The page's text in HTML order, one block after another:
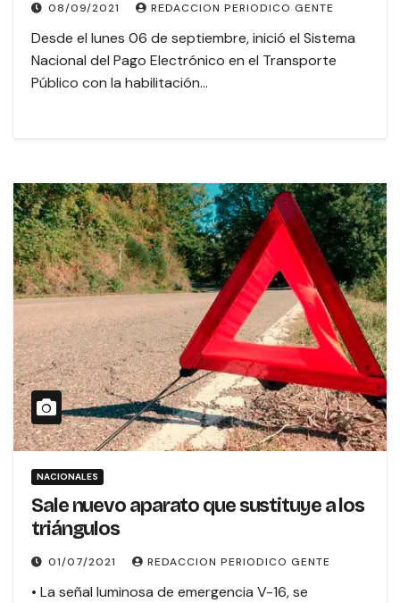
08/09/2021 REDACCION PERIODICO GENTE
Desde el lunes 06 de septiembre, inició el Sistema
Nacional del Pago Electrónico en el Transporte
Público con la habilitación…
NACIONALES
Sale nuevo aparato que sustituye a los
triángulos
01/07/2021 REDACCION PERIODICO GENTE
• La señal luminosa de emergencia V-16, se